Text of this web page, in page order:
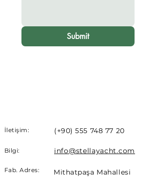
Submit
İletişim:
Bilgi:
Fab. Adres:
(+90)555 748 77 20
info@stellayacht.com
Mithatpaşa Mahallesi